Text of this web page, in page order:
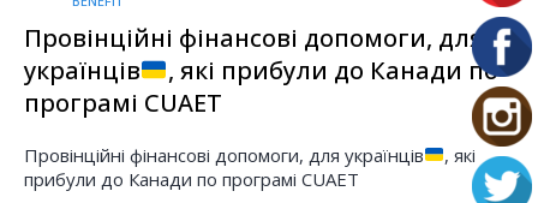
Провінційні фінансові допомоги, для
українців
, які прибули до Канади по
програмі CUAET
Провінційні фінансові допомоги, для українців
, які
прибули до Канади по програмі CUAET